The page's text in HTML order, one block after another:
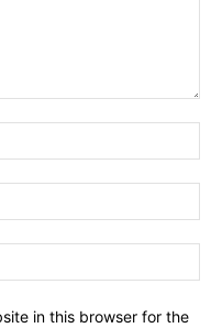
in this browser for the